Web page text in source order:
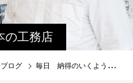
の工務店
｜家族
ログ 毎日 納得のいくように生きよう